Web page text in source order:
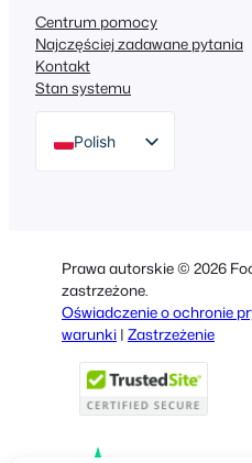
Centrum pomocy
Najczęściej zadawane pytania
Kontakt
Stan systemu
Polish
Spanish
Italian
Portuguese
French
Prawa autorskie © 2026
zastrzeżone.
Oświadczenie o ochronie
warunki | Zastrzeżenie